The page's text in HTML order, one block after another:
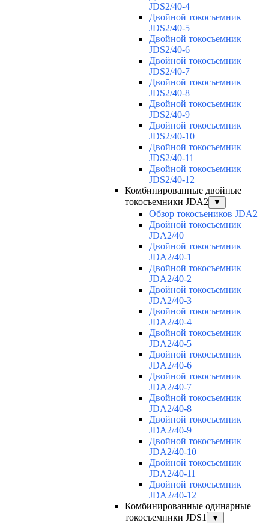
JDS2/40-4
Двойной токосъемник
JDS2/40-5
Двойной токосъемник
JDS2/40-6
Двойной токосъемник
JDS2/40-7
Двойной токосъемник
JDS2/40-8
Двойной токосъемник
JDS2/40-9
Двойной токосъемник
JDS2/40-10
Двойной токосъемник
JDS2/40-11
Двойной токосъемник
JDS2/40-12
Комбинированные двойные
токосъемники JDA2
▼
Обзор токосъеников JDA2
Двойной токосъемник
JDA2/40
Двойной токосъемник
JDA2/40-1
Двойной токосъемник
JDA2/40-2
Двойной токосъемник
JDA2/40-3
Двойной токосъемник
JDA2/40-4
Двойной токосъемник
JDA2/40-5
Двойной токосъемник
JDA2/40-6
Двойной токосъемник
JDA2/40-7
Двойной токосъемник
JDA2/40-8
Двойной токосъемник
JDA2/40-9
Двойной токосъемник
JDA2/40-10
Двойной токосъемник
JDA2/40-11
Двойной токосъемник
JDA2/40-12
Комбинированные одинарные
токосъемники JDS1
▼